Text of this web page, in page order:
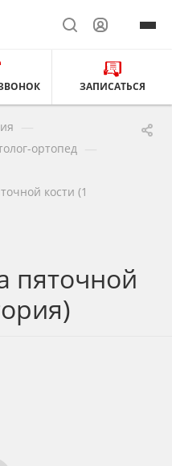
ЗАПИСАТЬСЯ
ортопед
кости (1
пяточной